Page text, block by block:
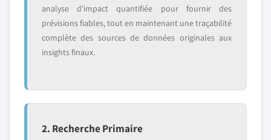
analyse d'impact quantifiée pour fournir des
prévisions fiables, tout en maintenant une traçabilité
complète des sources de données originales aux
insights finaux.
2. Recherche Primaire